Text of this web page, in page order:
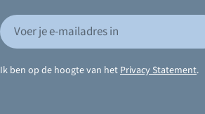
E-
mail
Ik ben op de hoogte van het Privacy Statement.